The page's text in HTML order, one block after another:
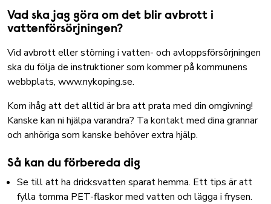
Vad ska jag göra om det blir avbrott i
vattenförsörjningen?
Vid avbrott eller störning i vatten- och avloppsförsörjningen
ska du följa de instruktioner som kommer på kommunens
webbplats, www.nykoping.se.
Kom ihåg att det alltid är bra att prata med din omgivning!
Kanske kan ni hjälpa varandra? Ta kontakt med dina grannar
och anhöriga som kanske behöver extra hjälp.
Så kan du förbereda dig
Se till att ha dricksvatten sparat hemma. Ett tips är att
fylla tomma PET-flaskor med vatten och lägga i frysen.